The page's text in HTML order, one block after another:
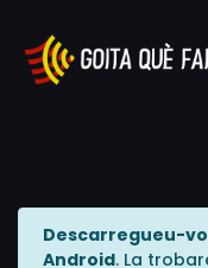
Descarregueu-
Android. La